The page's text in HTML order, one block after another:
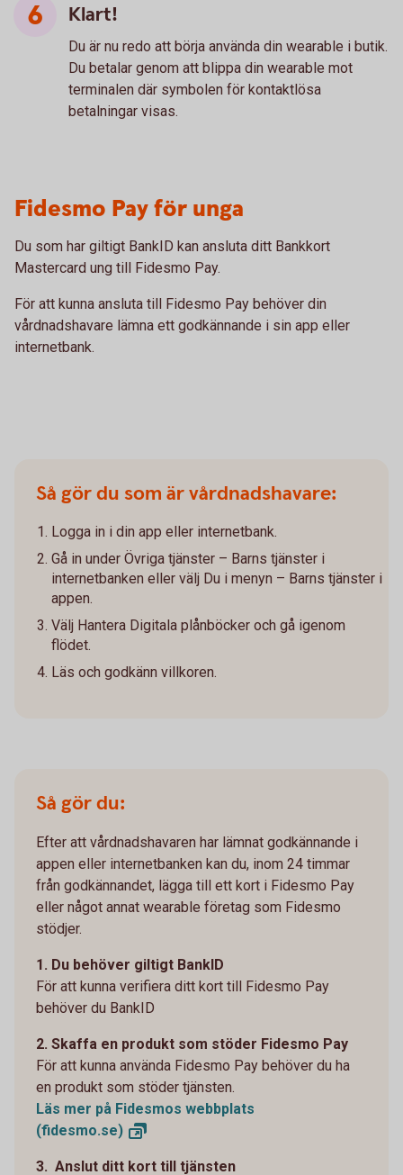
Klart!
Du är nu redo att börja använda din wearable i butik.
Du betalar genom att blippa din wearable mot
terminalen där symbolen för kontaktlösa
betalningar visas.
Fidesmo Pay för unga
Du som har giltigt BankID kan ansluta ditt Bankkort
Mastercard ung till Fidesmo Pay.
För att kunna ansluta till Fidesmo Pay behöver din
vårdnadshavare lämna ett godkännande i sin app eller
internetbank.
Så gör du som är vårdnadshavare:
Logga in i din app eller internetbank.
Gå in under Övriga tjänster – Barns tjänster i
internetbanken eller välj Du i menyn – Barns tjänster i
appen.
Välj Hantera Digitala plånböcker och gå igenom
flödet.
Läs och godkänn villkoren.
Så gör du:
Efter att vårdnadshavaren har lämnat godkännande i
appen eller internetbanken kan du, inom 24 timmar
från godkännandet, lägga till ett kort i Fidesmo Pay
eller något annat wearable företag som Fidesmo
stödjer.
1. Du behöver giltigt BankID
För att kunna verifiera ditt kort till Fidesmo Pay
behöver du BankID
2. Skaffa en produkt som stöder Fidesmo Pay
För att kunna använda Fidesmo Pay behöver du ha
en produkt som stöder tjänsten.
Läs mer på Fidesmos webbplats
(fidesmo.se)
3. Anslut ditt kort till tjänsten